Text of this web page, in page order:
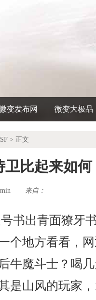
变发布网 微变大极品
> 正文
卫比起来如何
来自：
书出青面獠牙
个地方看看，
牛魔斗士？喝
是山风的玩家